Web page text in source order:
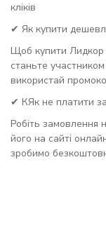
кліків
✔ Як купити
Щоб купити Лидкор
станьте
використай
✔ КЯк не платити
Робіть замовлення
його на сайті
зробимо